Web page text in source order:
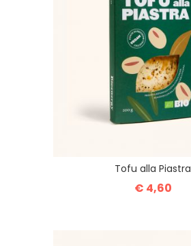
Tofu alla Piastra
€ 4,60